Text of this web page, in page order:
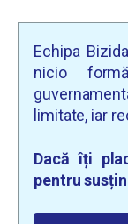
Echipa
nicio
limitate, iar
Dacă îți
pentru